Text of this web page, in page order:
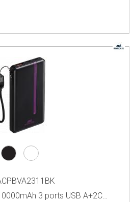
3 ports USB A+2C…